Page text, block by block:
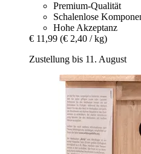
Premium-Qualität
Schalenlose
Hohe Akzeptanz
€ 11,99 (€ 2,40 / kg)
Zustellung bis 11. August